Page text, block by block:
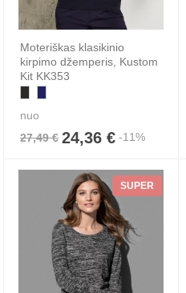
Moteriškas klasikinio
kirpimo džemperis, Kustom
Kit KK353
nuo
27,49 € 24,36 € -11%
SUPER